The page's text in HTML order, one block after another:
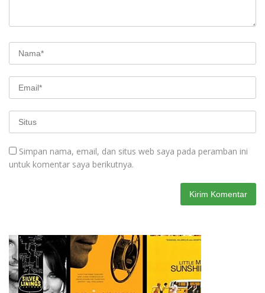
Simpan nama, email, dan situs web saya pada peramban ini
untuk komentar saya berikutnya.